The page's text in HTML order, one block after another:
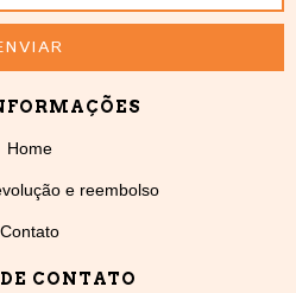
Home
e reembolso
Contato
CONTATO